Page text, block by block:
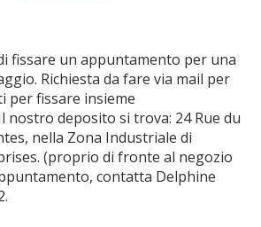
fissare un appuntamento per una
Richiesta da fare via mail per
per fissare insieme
nostro deposito si trova: 24 Rue du
nella Zona Industriale di
(proprio di fronte al negozio
contatta Delphine